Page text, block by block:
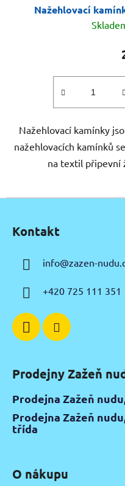
Nažehlovací
Nažehlovací kamínky
nažehlovacích kamínků
na textil připevní
Kontakt
info@zazen-
+420 725 111 351
Prodejny Zažeň
Prodejna Zažeň
Prodejna Zažeň
třída
O nákupu